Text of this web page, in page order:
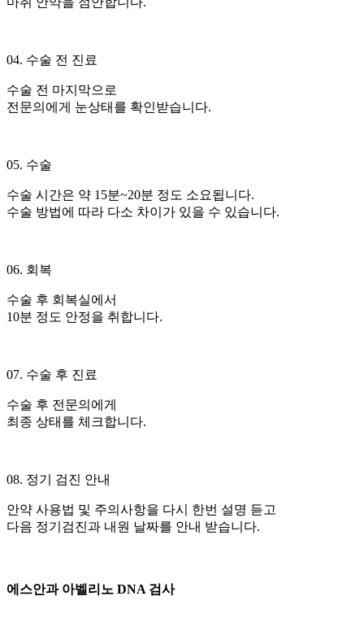
04. 수술 전 진료
수술 전 마지막으로
전문의에게 눈상태를 확인받습니다.
05. 수술
수술 시간은 약 15분~20분 정도 소요됩니다.
수술 방법에 따라 다소 차이가 있을 수 있습니다.
06. 회복
수술 후 회복실에서
10분 정도 안정을 취합니다.
07. 수술 후 진료
수술 후 전문의에게
최종 상태를 체크합니다.
08. 정기 검진 안내
안약 사용법 및 주의사항을 다시 한번 설명 듣고
다음 정기검진과 내원 날짜를 안내 받습니다.
에스안과 아벨리노 DNA 검사